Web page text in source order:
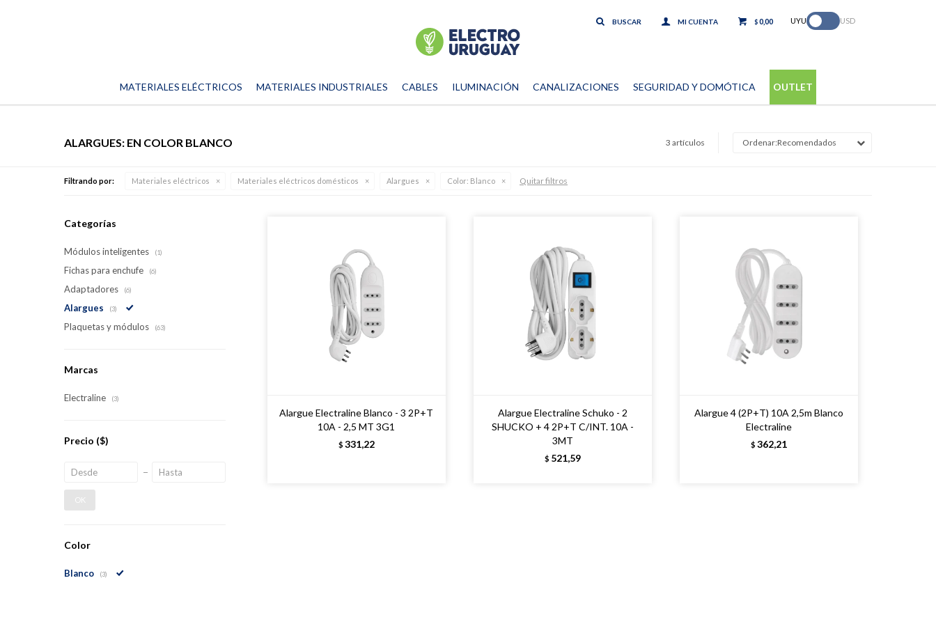
MATERIALES ELÉCTRICOS MATERIALES INDUSTRIALES CABLES ILUMINACIÓN CANALIZACIONES SEGURIDAD Y DOMÓTICA OUTLET
$0,00 UYU USD
3 artículos Recomendados
ALARGUES: EN COLOR BLANCO
Filtrando por: Materiales eléctricos Materiales eléctricos domésticos Alargues Color: Blanco Quitar filtros
Alargue Electraline Blanco - 3 2P+T
10A - 2,5 MT 3G1
$ 331,22
Alargue Electraline Schuko - 2
SHUCKO + 4 2P+T C/INT. 10A -
3MT
$ 521,59
Alargue 4 (2P+T) 10A 2,5m Blanco
Electraline
$ 362,21
Categorías
Módulos inteligentes (1)
Fichas para enchufe (6)
Adaptadores (6)
Alargues (3)
Plaquetas y módulos (63)
Marcas
Electraline (3)
Precio ($)
OK
Color
Blanco (3)